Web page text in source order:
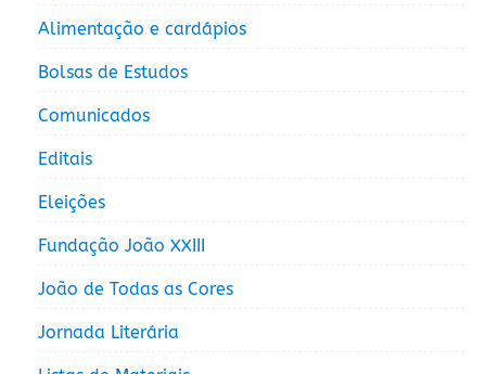
Alimentação e cardápios
Bolsas de Estudos
Comunicados
Editais
Eleições
Fundação João XXIII
João de Todas as Cores
Jornada Literária